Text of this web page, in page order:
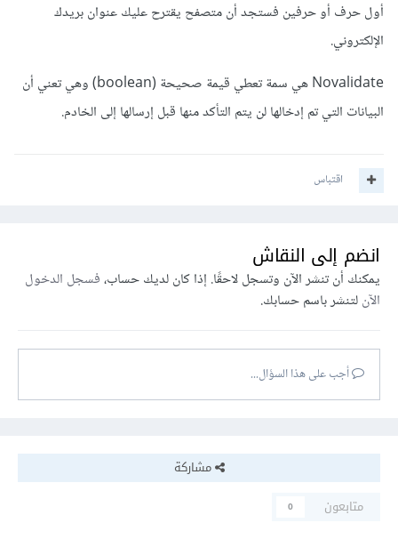
أول حرف أو حرفين فستجد أن متصفح يقترح عليك عنوان بريدك
الإلكتروني.
Novalidate هي سمة تعطي قيمة صحيحة (boolean) وهي تعني أن
البيانات التي تم إدخالها لن يتم التأكد منها قبل إرسالها إلى الخادم.
اقتباس
انضم إلى النقاش
يمكنك أن تنشر الآن وتسجل لاحقًا. إذا كان لديك حساب،فسجل الدخول
الآنلتنشر باسم حسابك.
أجب على هذا السؤال...
مشاركة
متابعون
0